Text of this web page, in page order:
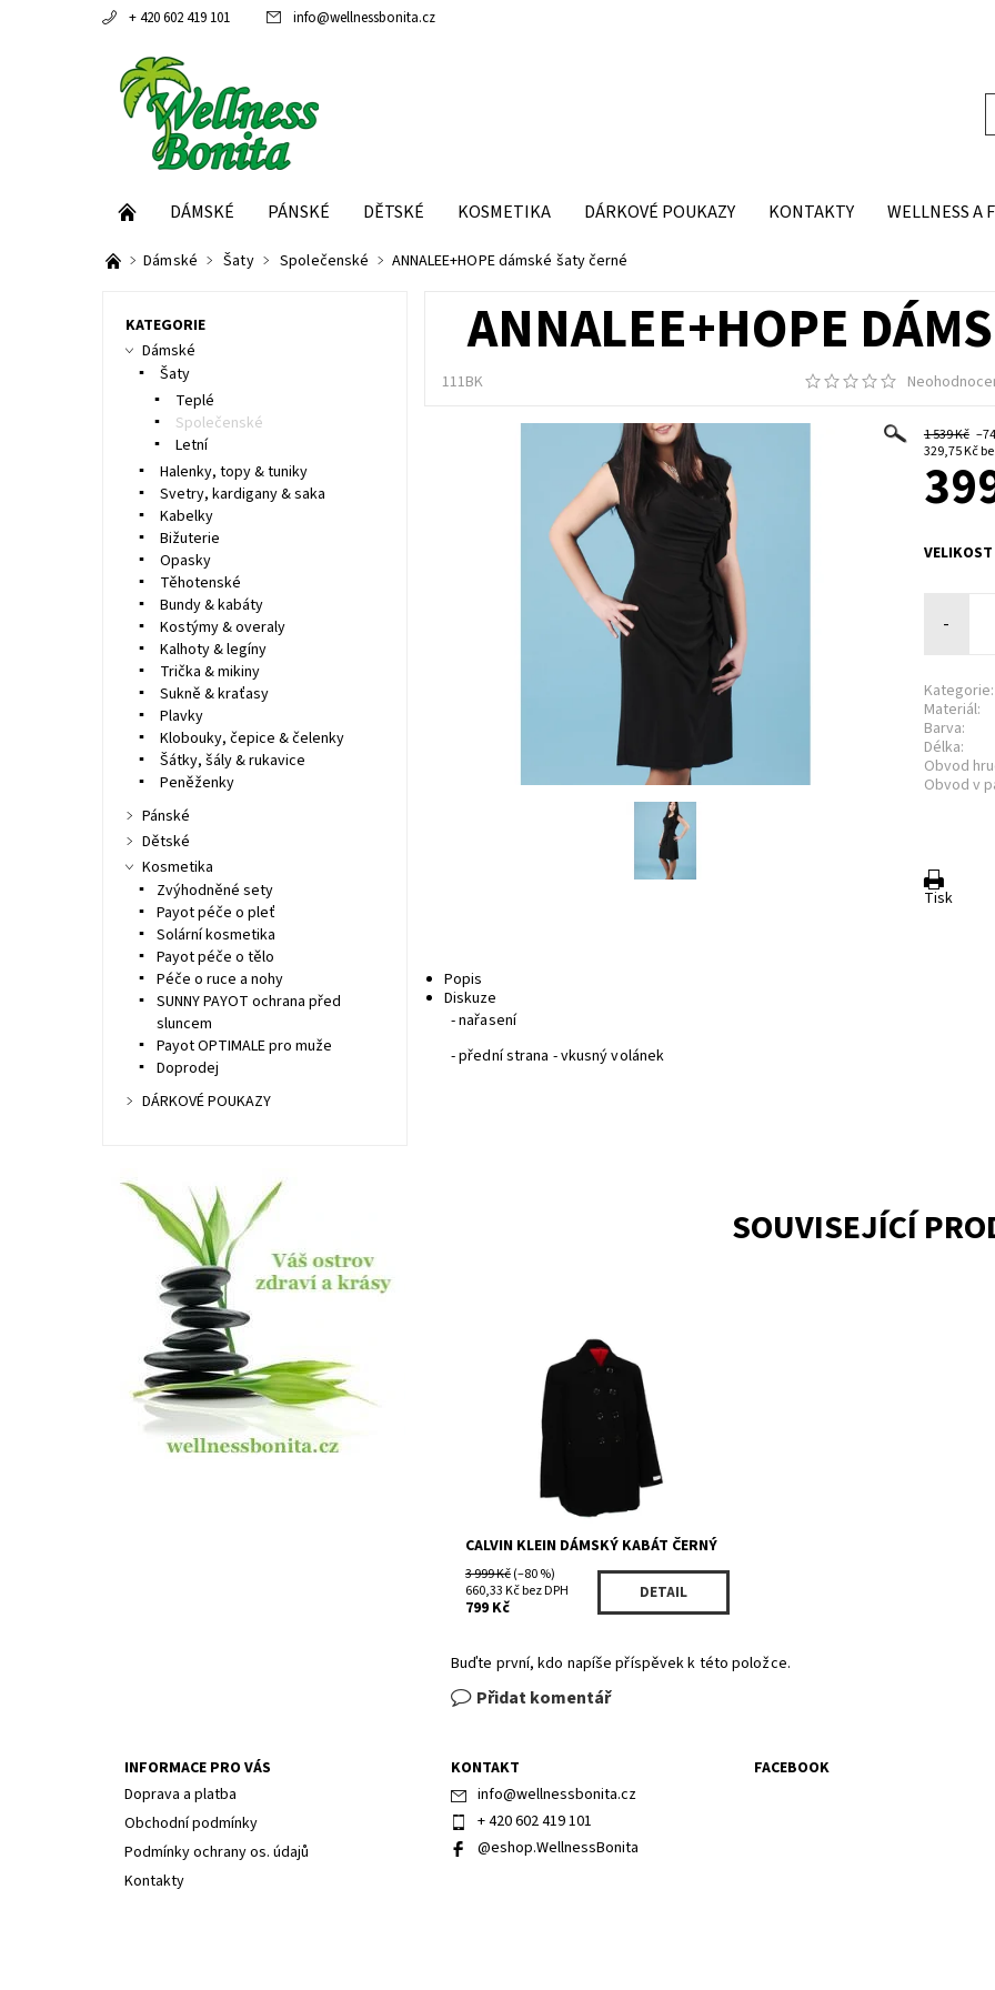
+ 420 602 419 101 info@wellnessbonita.cz
DÁMSKÉ PÁNSKÉ DĚTSKÉ KOSMETIKA DÁRKOVÉ POUKAZY KONTAKTY WELLNESS A
Dámské Šaty Společenské ANNALEE+HOPE dámské šaty černé
ANNALEE+HOPE
111BK
1 539 Kč
VELIKOST
-
Kategorie:
Materiál:
Barva:
Délka:
Obvod
Obvod v
Tisk
Popis
Diskuze
- nařasení
- přední strana - vkusný volánek
SOUVISEJÍCÍ
Dostupnost:
Skladem 1
CLB86576BK/899
CALVIN KLEIN
CALVIN KLEIN DÁMSKÝ KABÁT ČERNÝ
3 999 Kč(–80 %)
660,33 Kč bez DPH
799 Kč
DETAIL
Buďte první, kdo napíše příspěvek k této položce.
Přidat komentář
KATEGORIE
Dámské
Šaty
Teplé
Společenské
Letní
Halenky, topy & tuniky
Svetry, kardigany & saka
Kabelky
Bižuterie
Opasky
Těhotenské
Bundy & kabáty
Kostýmy & overaly
Kalhoty & legíny
Trička & mikiny
Sukně & kraťasy
Plavky
Klobouky, čepice & čelenky
Šátky, šály & rukavice
Peněženky
Pánské
Dětské
Kosmetika
Zvýhodněné sety
Payot péče o pleť
Solární kosmetika
Payot péče o tělo
Péče o ruce a nohy
SUNNY PAYOT ochrana před
sluncem
Payot OPTIMALE pro muže
Doprodej
DÁRKOVÉ POUKAZY
INFORMACE PRO VÁS
Doprava a platba
Obchodní podmínky
Podmínky ochrany os. údajů
Kontakty
KONTAKT
info@wellnessbonita.cz
+ 420 602 419 101
@eshop.WellnessBonita
FACEBOOK